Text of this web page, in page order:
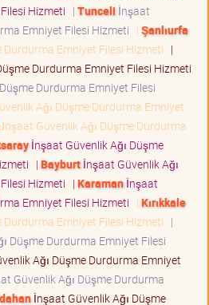
Hizmeti | Tunceli İnşaat
Emniyet Filesi Hizmeti | Şanlıurfa
Durdurma Emniyet Filesi Hizmeti |
Durdurma Emniyet Filesi Hizmeti
Durdurma Emniyet Filesi
Ağı Düşme Durdurma Emniyet
İnşaat Güvenlik Ağı Düşme Durdurma
İnşaat Güvenlik Ağı Düşme
| Bayburtİnşaat Güvenlik Ağı
Hizmeti | Karamanİnşaat
Emniyet Filesi Hizmeti | Kırıkkale
Durdurma Emniyet Filesi Hizmeti |
Düşme Durdurma Emniyet Filesi
Ağı Düşme Durdurma Emniyet
Güvenlik Ağı Düşme Durdurma
İnşaat Güvenlik Ağı Düşme